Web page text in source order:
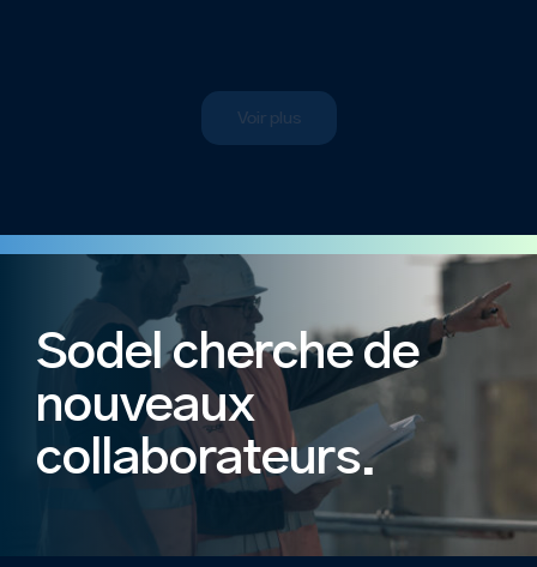
Voir plus
Sodel cherche de
nouveaux
collaborateurs.